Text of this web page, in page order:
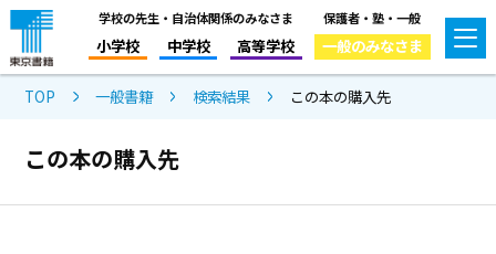
学校の先生・自治体関係のみなさま
小学校 中学校 高等学校
保護者・塾・一般
一般のみなさま
TOP 一般書籍 検索結果 この本の購入先
この本の購入先